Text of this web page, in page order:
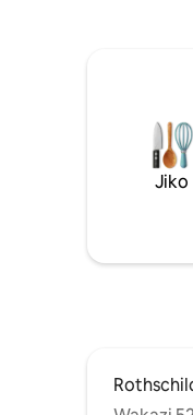
Jiko